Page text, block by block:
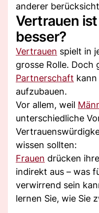
anderer
Vertrauen
besser?
Vertrauen spielt in
grosse Rolle. Doch
Partnerschaft kann
aufzubauen.
Vor allem, weil
unterschiedliche
wissen sollten:
Frauen drücken
indirekt aus – was
verwirrend sein
lernen Sie, wie Sie